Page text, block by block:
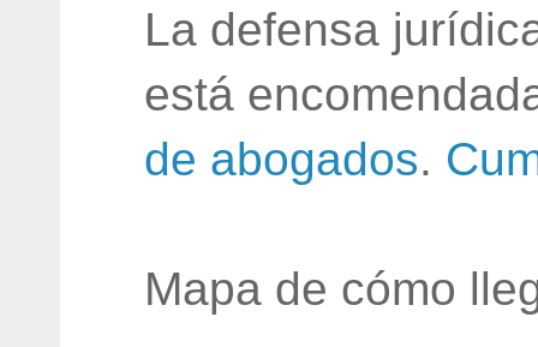
La defensa
está
de abogados.
Mapa de cómo